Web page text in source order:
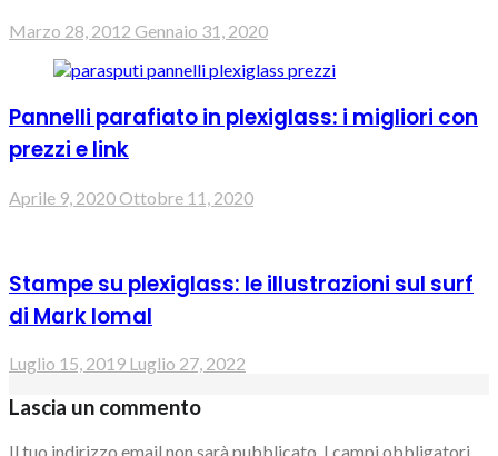
Marzo 28, 2012 Gennaio 31, 2020
Pannelli parafiato in plexiglass: i migliori con
prezzi e link
Aprile 9, 2020Ottobre 11, 2020
Stampe su plexiglass: le illustrazioni sul surf
di Mark Iomal
Luglio 15, 2019 Luglio 27, 2022
Lascia un commento
Il tuo indirizzo email non sarà pubblicato. I campi obbligatori